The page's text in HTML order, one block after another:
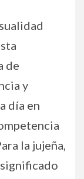
de
y
día en
la jujeña,